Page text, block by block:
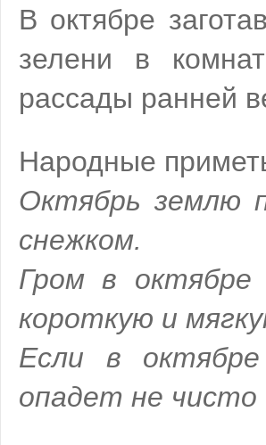
В октябре
зелени в
рассады ранней
Народные
Октябрь землю
снежком.
Гром в октябре
короткую и
Если в
опадет не чисто